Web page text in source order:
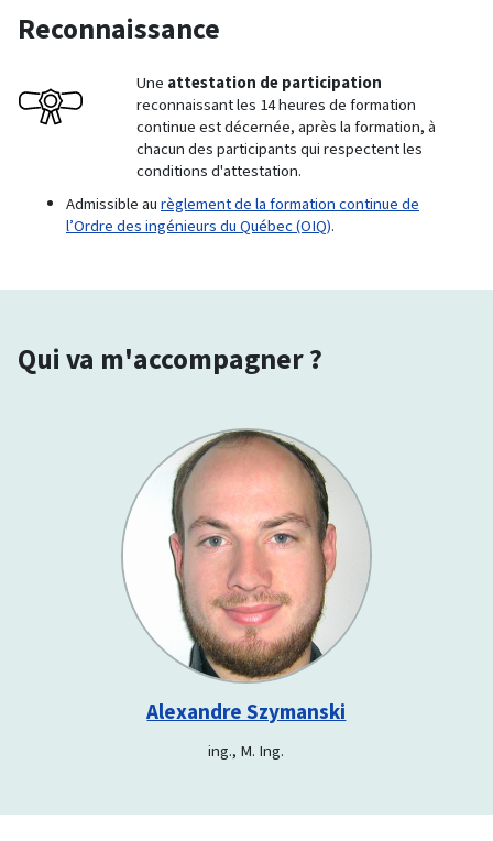
Reconnaissance
Une attestation de participation
reconnaissant les 14 heures de formation
continue est décernée, après la formation, à
chacun des participants qui respectent les
conditions d'attestation.
Admissible au règlement de la formation continue de
l’Ordre des ingénieurs du Québec (OIQ).
Qui va m'accompagner ?
Alexandre Szymanski
ing., M. Ing.